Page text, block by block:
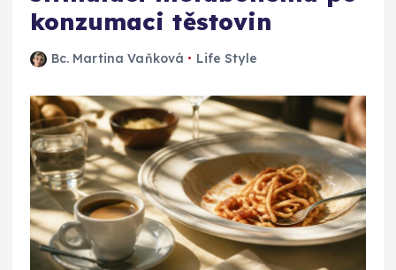
konzumaci těstovin
Bc. Martina Vaňková Life Style